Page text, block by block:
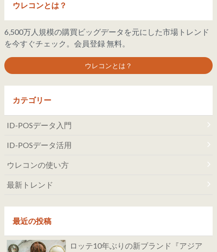
ウレコンとは？
6,500万人規模の購買ビッグデータを元にした市場トレンド
を今すぐチェック。会員登録 無料。
ウレコンとは？
カテゴリー
ID-POSデータ入門
ID-POSデータ活用
ウレコンの使い方
最新トレンド
最近の投稿
ロッテ10年ぶりの新ブランド『アジア